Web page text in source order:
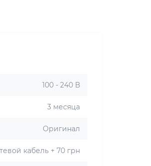
100 - 240 В
3 месяца
Оригинал
кабель + 70 грн